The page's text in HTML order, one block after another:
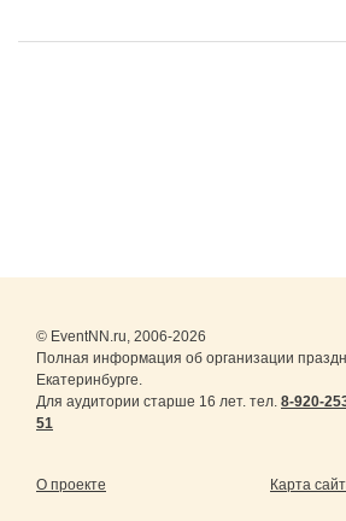
© EventNN.ru, 2006-2026
Полная информация об организации
Екатеринбурге.
Для аудитории старше 16 лет. тел. 8-920-
51
О проекте Карта